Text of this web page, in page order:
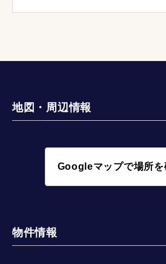
地図・周辺情報
Googleマップで場所を
物件情報